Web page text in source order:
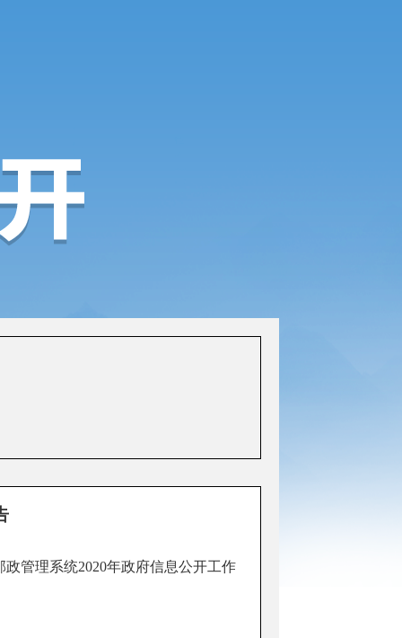
政管理系统2020年政府信息公开工作